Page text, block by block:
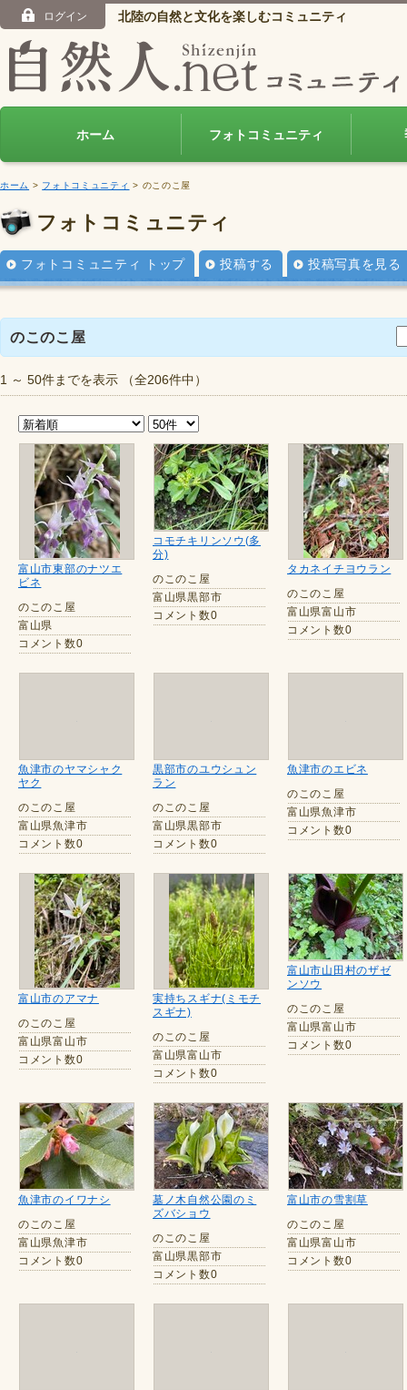
ログイン 北陸の自然と文化を楽しむコミュニティ
ホーム フォトコミュニティ
ホーム > フォトコミュニティ > のこのこ屋
フォトコミュニティ
フォトコミュニティ トップ 投稿する 投稿写真を見る
のこのこ屋
1 ～ 50件までを表示 （全206件中）
富山市東部のナツエ
ビネ
のこのこ屋
富山県
コメント数0
コモチキリンソウ(多
分)
のこのこ屋
富山県黒部市
コメント数0
タカネイチヨウラン
のこのこ屋
富山県富山市
コメント数0
魚津市のヤマシャク
ヤク
のこのこ屋
富山県魚津市
コメント数0
黒部市のユウシュン
ラン
のこのこ屋
富山県黒部市
コメント数0
魚津市のエビネ
のこのこ屋
富山県魚津市
コメント数0
富山市のアマナ
のこのこ屋
富山県富山市
コメント数0
実持ちスギナ(ミモチ
スギナ)
のこのこ屋
富山県富山市
コメント数0
富山市山田村のザゼ
ンソウ
のこのこ屋
富山県富山市
コメント数0
魚津市のイワナシ
のこのこ屋
富山県魚津市
コメント数0
墓ノ木自然公園のミ
ズバショウ
のこのこ屋
富山県黒部市
コメント数0
富山市の雪割草
のこのこ屋
富山県富山市
コメント数0